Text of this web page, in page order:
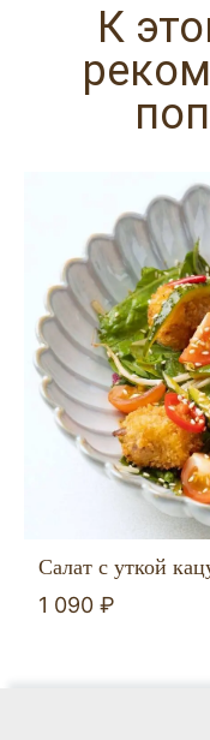
К
Салат с уткой
1 090 ₽